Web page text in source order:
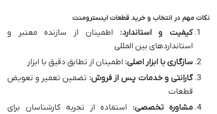
نکات مهم در انتخاب و خرید قطعات اینسترومنت
کیفیت و استاندارد: اطمینان از سازنده معتبر و
استانداردهای بین المللی
سازگاری با ابزار اصلی: اطمینان از تطابق دقیق با ابزار
گارانتی و خدمات پس از فروش: تضمین تعمیر و تعویض
قطعات
مشاوره تخصصی: استفاده از تجربه کارشناسان برای